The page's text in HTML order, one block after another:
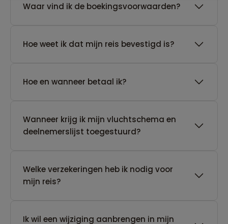
Waar vind ik de boekingsvoorwaarden?
Hoe weet ik dat mijn reis bevestigd is?
Hoe en wanneer betaal ik?
Wanneer krijg ik mijn vluchtschema en
deelnemerslijst toegestuurd?
Welke verzekeringen heb ik nodig voor
mijn reis?
Ik wil een wijziging aanbrengen in mijn